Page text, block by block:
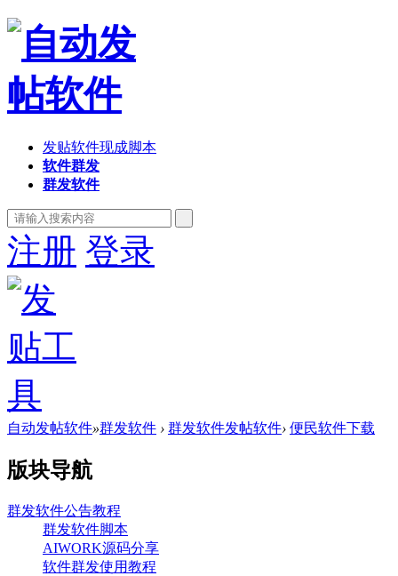
发贴软件现成脚本
软件群发
群发软件
注册 登录
自动发帖软件»群发软件 › 群发软件发帖软件› 便民软件下载
版块导航
群发软件公告教程
群发软件脚本
AIWORK源码分享
软件群发使用教程